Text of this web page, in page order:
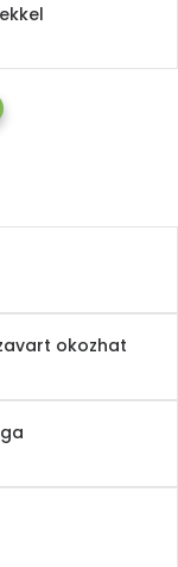
okozhat